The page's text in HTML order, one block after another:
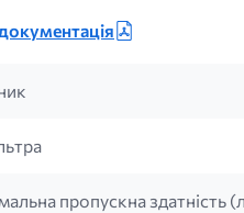
пропускна здатність